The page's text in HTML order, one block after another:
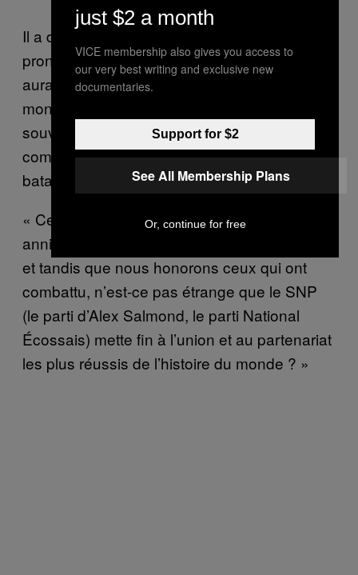
Il a dit prier pour que les Écossais ne se
prononcent pas pour un mouvement qui
aurait un impact « profond » sur tout le
monde au Royaume-Uni et a évoqué le
souvenir des Écossais et des Anglais
combattant côte à côte sur les champs de
bataille.
« Cette année, nous célébrons le centième
anniversaire de la Première guerre mondiale,
et tandis que nous honorons ceux qui ont
combattu, n’est-ce pas étrange que le SNP
(le parti d’Alex Salmond, le parti National
Écossais) mette fin à l’union et au partenariat
les plus réussis de l’histoire du monde ? »
just $2 a month
VICE membership also gives you access to
our very best writing and exclusive new
documentaries.
Support for $2
See All Membership Plans
Or, continue for free